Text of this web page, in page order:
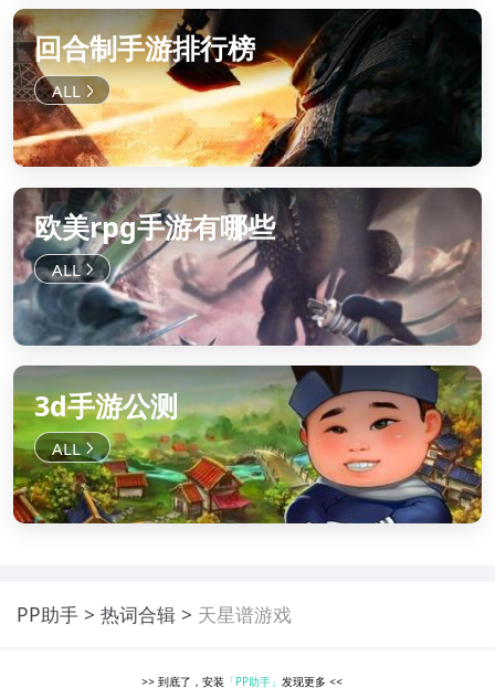
回合制手游排行榜
欧美rpg手游有哪些
3d手游公测
PP助手 热词合辑 天星谱游戏
>> 到底了，安装 「PP助手」发现更多<<